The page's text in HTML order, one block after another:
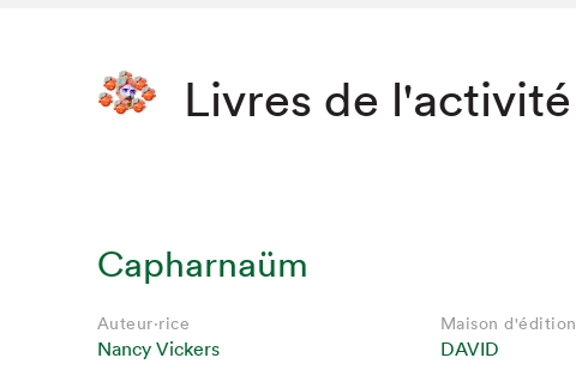
Livres de l'activité
Capharnaüm
Auteur·rice
Nancy Vickers
Maison d'édition
DAVID